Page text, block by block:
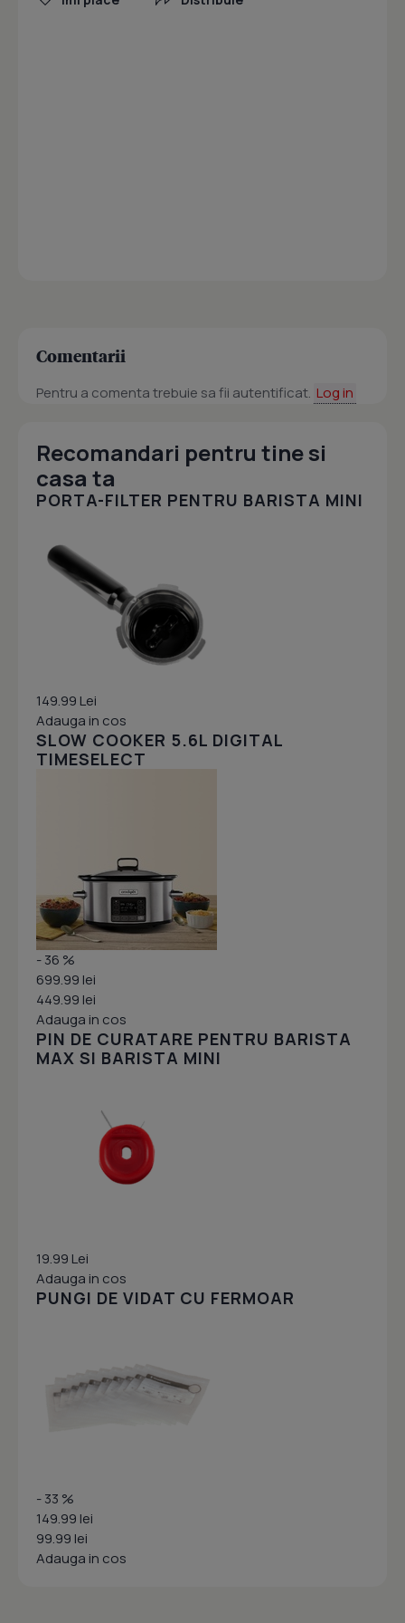
Comentarii
Pentru a comenta trebuie sa fii autentificat. Log in
Recomandari pentru tine si
casa ta
PORTA-FILTER PENTRU BARISTA MINI
149.99 Lei
Adauga in cos
SLOW COOKER 5.6L DIGITAL
TIMESELECT
- 36 %
699.99 lei
449.99 lei
Adauga in cos
PIN DE CURATARE PENTRU BARISTA
MAX SI BARISTA MINI
19.99 Lei
Adauga in cos
PUNGI DE VIDAT CU FERMOAR
- 33 %
149.99 lei
99.99 lei
Adauga in cos